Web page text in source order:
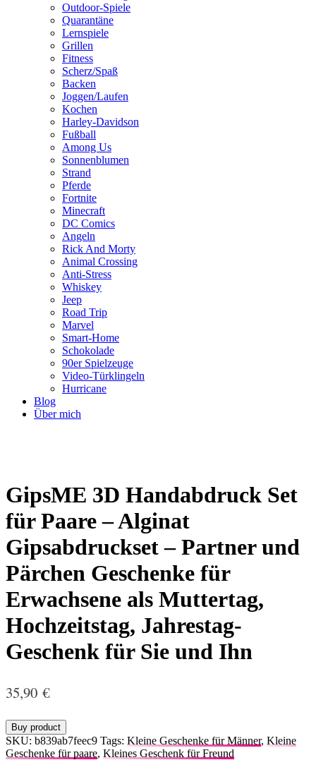
Outdoor-Spiele
Quarantäne
Lernspiele
Grillen
Fitness
Scherz/Spaß
Backen
Joggen/Laufen
Kochen
Harley-Davidson
Fußball
Among Us
Sonnenblumen
Strand
Pferde
Fortnite
Minecraft
DC Comics
Angeln
Rick And Morty
Animal Crossing
Anti-Stress
Whiskey
Jeep
Road Trip
Marvel
Smart-Home
Schokolade
90er Spielzeuge
Video-Türklingeln
Hurricane
Blog
Über mich
GipsME 3D Handabdruck Set
für Paare – Alginat
Gipsabdruckset – Partner und
Pärchen Geschenke für
Erwachsene als Muttertag,
Hochzeitstag, Jahrestag-
Geschenk für Sie und Ihn
35,90 €
Buy product
SKU: b839ab7feec9 Tags: Kleine Geschenke für Männer, Kleine
Geschenke für paare, Kleines Geschenk für Freund